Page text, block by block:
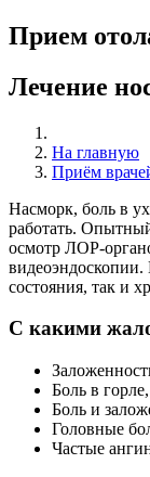
Прием
Лечение
На главную
Приём
Насморк, боль в
работать.
осмотр ЛОР-
состояния, так и
С какими
Боль в
Боль и
Головные
Частые